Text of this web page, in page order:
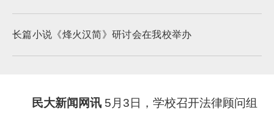
长篇小说《烽火汉简》研讨会在我校举办
民大新闻网讯 5月3日，学校召开法律顾问组